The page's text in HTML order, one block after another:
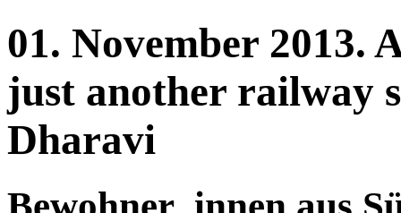
01. November 2013.
just another railway
Dharavi